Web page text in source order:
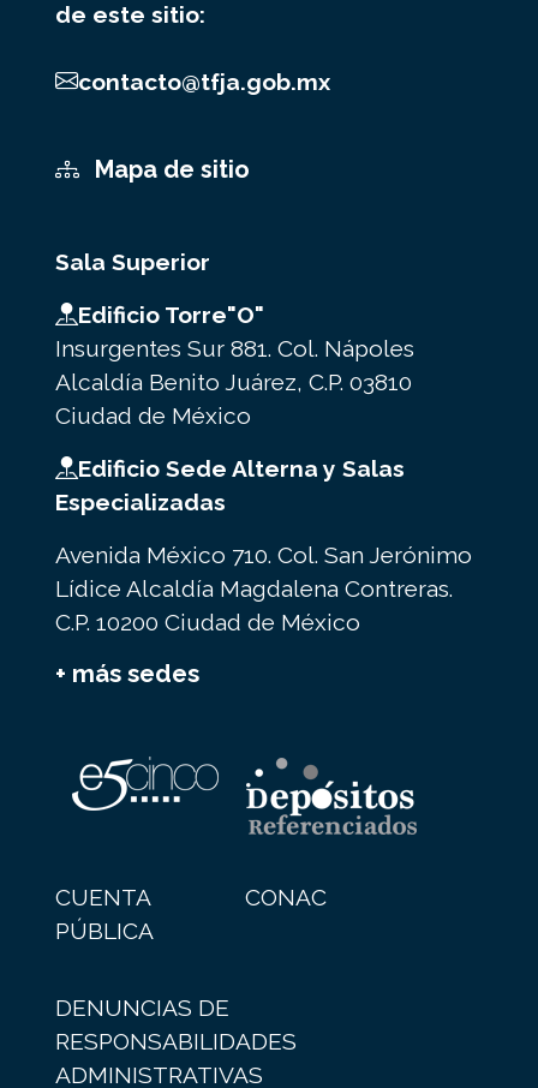
de este sitio:
contacto@tfja.gob.mx
Mapa de sitio
Sala Superior
Edificio Torre"O"
Insurgentes Sur 881. Col. Nápoles
Alcaldía Benito Juárez, C.P. 03810
Ciudad de México
Edificio Sede Alterna y Salas
Especializadas
Avenida México 710. Col. San Jerónimo
Lídice Alcaldía Magdalena Contreras.
C.P. 10200 Ciudad de México
+ más sedes
CUENTA
PÚBLICA
CONAC
DENUNCIAS DE
RESPONSABILIDADES
ADMINISTRATIVAS